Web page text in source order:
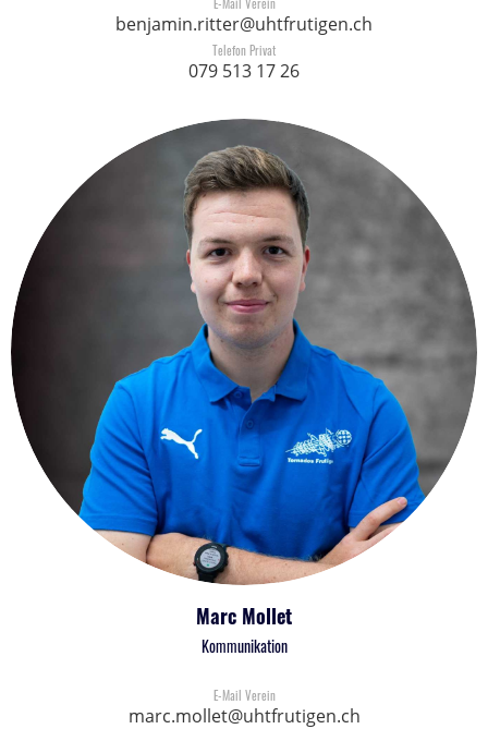
benjamin.ritter@uhtfrutigen.ch
Telefon Privat
079 513 17 26
Marc Mollet
Kommunikation
E-Mail Verein
marc.mollet@uhtfrutigen.ch